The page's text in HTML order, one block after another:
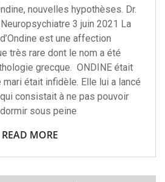
nouvelles hypothèses. Dr.
3 juin 2021 La
est une affection
très rare dont le nom a été
grecque. ONDINE était
mari était infidèle. Elle lui a lancé
consistait à ne pas pouvoir
sous peine
READ MORE